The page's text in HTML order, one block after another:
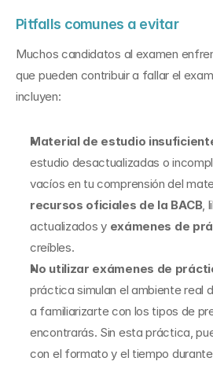
Pitfalls comunes a evitar
Muchos candidatos al examen
que pueden contribuir a fallar el
incluyen:
Material de estudio
estudio desactualizadas o
recursos oficiales de la BACB,
actualizados y exámenes de
creíbles.
No utilizar exámenes de
práctica simulan el ambiente real
a familiarizarte con los tipos de
encontrarás. Sin esta práctica,
con el formato y el tiempo